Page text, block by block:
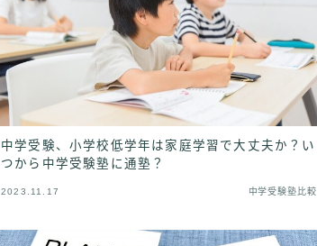
中学受験、小学校低学年は家庭学習で大丈夫か？い
つから中学受験塾に通塾？
2023.11.17 中学受験塾比較